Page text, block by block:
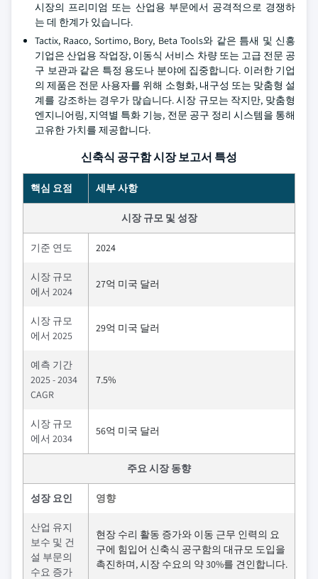
시장의 프리미엄 또는 산업용 부문에서 공격적으로 경쟁하
는 데 한계가 있습니다.
Tactix, Raaco, Sortimo, Bory, Beta Tools와 같은 틈새 및 신흥
기업은 산업용 작업장, 이동식 서비스 차량 또는 고급 전문 공
구 보관과 같은 특정 용도나 분야에 집중합니다. 이러한 기업
의 제품은 전문 사용자를 위해 소형화, 내구성 또는 맞춤형 설
계를 강조하는 경우가 많습니다. 시장 규모는 작지만, 맞춤형
엔지니어링, 지역별 특화 기능, 전문 공구 정리 시스템을 통해
고유한 가치를 제공합니다.
신축식 공구함 시장 보고서 특성
핵심 요점 세부 사항
시장 규모 및 성장
기준 연도 2024
시장 규모
에서 2024
27억 미국 달러
시장 규모
에서 2025
29억 미국 달러
예측 기간
2025 - 2034
CAGR
7.5%
시장 규모
에서 2034
56억 미국 달러
주요 시장 동향
성장 요인 영향
산업 유지
보수 및 건
설 부문의
수요 증가
현장 수리 활동 증가와 이동 근무 인력의 요
구에 힘입어 신축식 공구함의 대규모 도입을
촉진하며, 시장 수요의 약 30%를 견인합니다.